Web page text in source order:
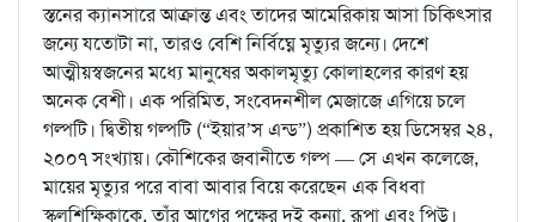
স্তনের ক্যানসারে আক্রান্ত এবং তাদের আমেরিকায় আসা চিকিৎসার
জন্যে যতোটা না, তারও বেশি নির্বিঘ্নে মৃত্যুর জন্যে। দেশে
আত্মীয়স্বজনের মধ্যে মানুষের অকালমৃত্যু কোলাহলের কারণ হয়
অনেক বেশী। এক পরিমিত, সংবেদনশীল মেজাজে এগিয়ে চলে
গল্পটি। দ্বিতীয় গল্পটি (“ইয়ার’স এন্ড”) প্রকাশিত হয় ডিসেম্বর ২৪,
২০০৭ সংখ্যায়। কৌশিকের জবানীতে গল্প — সে এখন কলেজে,
মায়ের মৃত্যুর পরে বাবা আবার বিয়ে করেছেন এক বিধবা
স্কুলশিক্ষিকাকে, তাঁর আগের পক্ষের দুই কন্যা, রূপা এবং পিউ।